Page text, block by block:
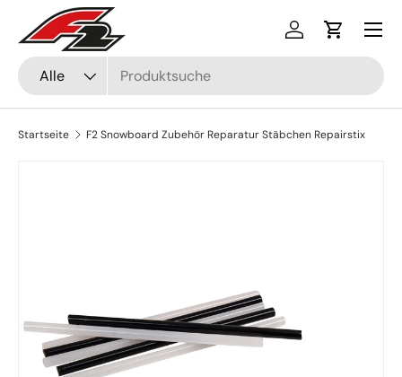
Direkt zum Inhalt
Suchen
Art
Alle
Einloggen
Menü
Startseite F2 Snowboard Zubehör Reparatur Stäbchen Repairstix